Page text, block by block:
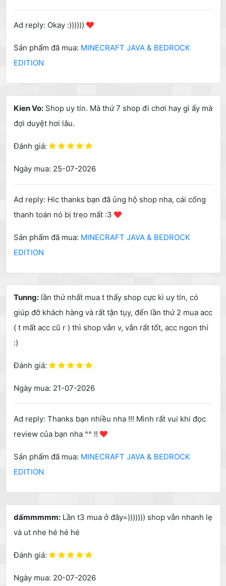
Ad reply: Okay :))))))
Sản phẩm đã mua: MINECRAFT JAVA & BEDROCK
EDITION
Kien Vo:Shop uy tín. Mà thứ 7 shop đi chơi hay gì ấy mà
đợi duyệt hơi lâu.
Đánh giá:
Ngày mua: 25-07-2026
Ad reply: Hic thanks bạn đã ủng hộ shop nha, cái cổng
thanh toán nó bị treo mất :3
Sản phẩm đã mua: MINECRAFT JAVA & BEDROCK
EDITION
Tunng:lần thứ nhất mua t thấy shop cực kì uy tín, có
giúp đỡ khách hàng và rất tận tụy, đến lần thứ 2 mua acc
( t mất acc cũ r ) thì shop vẫn v, vẫn rất tốt, acc ngon thí
:)
Đánh giá:
Ngày mua: 21-07-2026
Ad reply: Thanks bạn nhiều nha !!! Mình rất vui khi đọc
review của bạn nha ^^ !!
Sản phẩm đã mua: MINECRAFT JAVA & BEDROCK
EDITION
dấmmmmm:Lần t3 mua ở đây=))))))) shop vẫn nhanh lẹ
và ut nhe hé hé hé
Đánh giá:
Ngày mua: 20-07-2026